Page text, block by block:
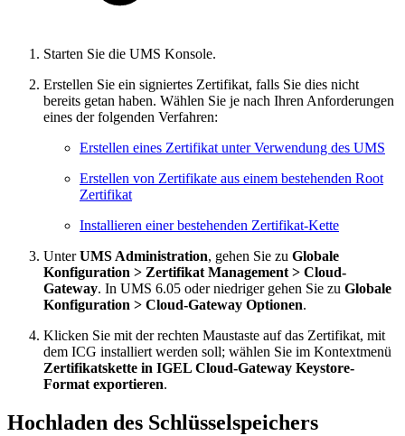
Starten Sie die UMS Konsole.
Erstellen Sie ein signiertes Zertifikat, falls Sie dies nicht
bereits getan haben. Wählen Sie je nach Ihren Anforderungen
eines der folgenden Verfahren:
Erstellen eines Zertifikat unter Verwendung des UMS
Erstellen von Zertifikate aus einem bestehenden Root
Zertifikat
Installieren einer bestehenden Zertifikat-Kette
UnterUMS Administration, gehen Sie zu Globale
Konfiguration > Zertifikat Management > Cloud-
Gateway. In UMS 6.05 oder niedriger gehen Sie zu Globale
Konfiguration > Cloud-Gateway Optionen.
Klicken Sie mit der rechten Maustaste auf das Zertifikat, mit
dem ICG installiert werden soll; wählen Sie im Kontextmenü
Zertifikatskette in IGEL Cloud-Gateway Keystore-
Format exportieren.
Hochladen des Schlüsselspeichers